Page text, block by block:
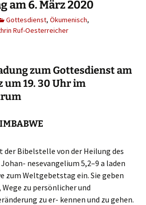
am 6. März 2020
Gottesdienst, Ökumenisch,
Ruf-Oesterreicher
zum Gottesdienst am
um 19. 30 Uhr im
der Bibelstelle von der Heilung des
nesevangelium 5,2–9 a laden
zum Weltgebetstag ein. Sie geben
zu persönlicher und
zu er- kennen und zu gehen.